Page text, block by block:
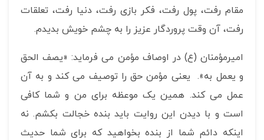
مقام رفت، پول رفت، فکر بازی رفت، دنیا رفت، تعلقات
رفت، آن وقت پروردگار عزیز را به چشم خویش بدیدم.
امیرمؤمنان (ع) در اوصاف مؤمن می فرماید: «یصف الحق
و یعمل به». یعنی مؤمن حق را توصیف می کند و به آن
عمل می کند. همین یک موعظه برای من و شما کافی
است و با دیدن این روایت باید بنده خجالت بکشم. نه
اینکه دائم شما از بنده بخواهید که برای شما حدیث